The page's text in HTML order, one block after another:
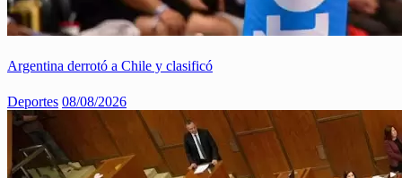
Argentina derrotó a Chile y clasificó
Deportes 08/08/2026